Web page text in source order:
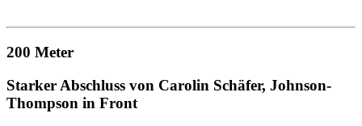
200 Meter
Starker Abschluss von Carolin Schäfer, Johnson-
Thompson in Front